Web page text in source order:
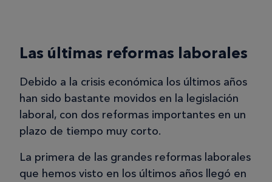
Las últimas reformas laborales
Debido a la crisis económica los últimos años
han sido bastante movidos en la legislación
laboral, con dos reformas importantes en un
plazo de tiempo muy corto.
La primera de las grandes reformas laborales
que hemos visto en los últimos años llegó en